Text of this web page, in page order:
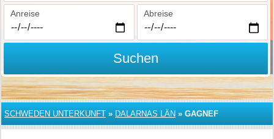
Anreise Abreise
Suchen
SCHWEDEN UNTERKUNFT » DALARNAS LÄN » GAGNEF